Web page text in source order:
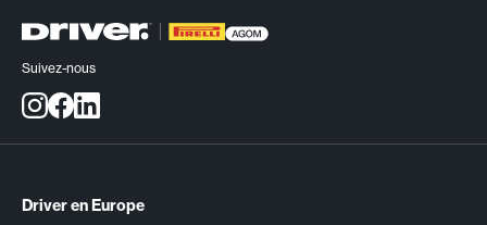
Suivez-nous
Driver en Europe